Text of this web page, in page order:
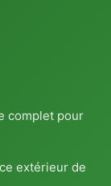
complet pour
extérieur de